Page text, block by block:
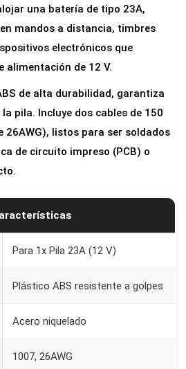
una batería de tipo 23A,
mandos a distancia, timbres
electrónicos que
alimentación de 12 V.
de alta durabilidad, garantiza
pila. Incluye dos cables de 150
26AWG), listos para ser soldados
de circuito impreso (PCB) o
Para 1x Pila 23A (12 V)
Plástico ABS resistente a golpes
Acero niquelado
1007, 26AWG